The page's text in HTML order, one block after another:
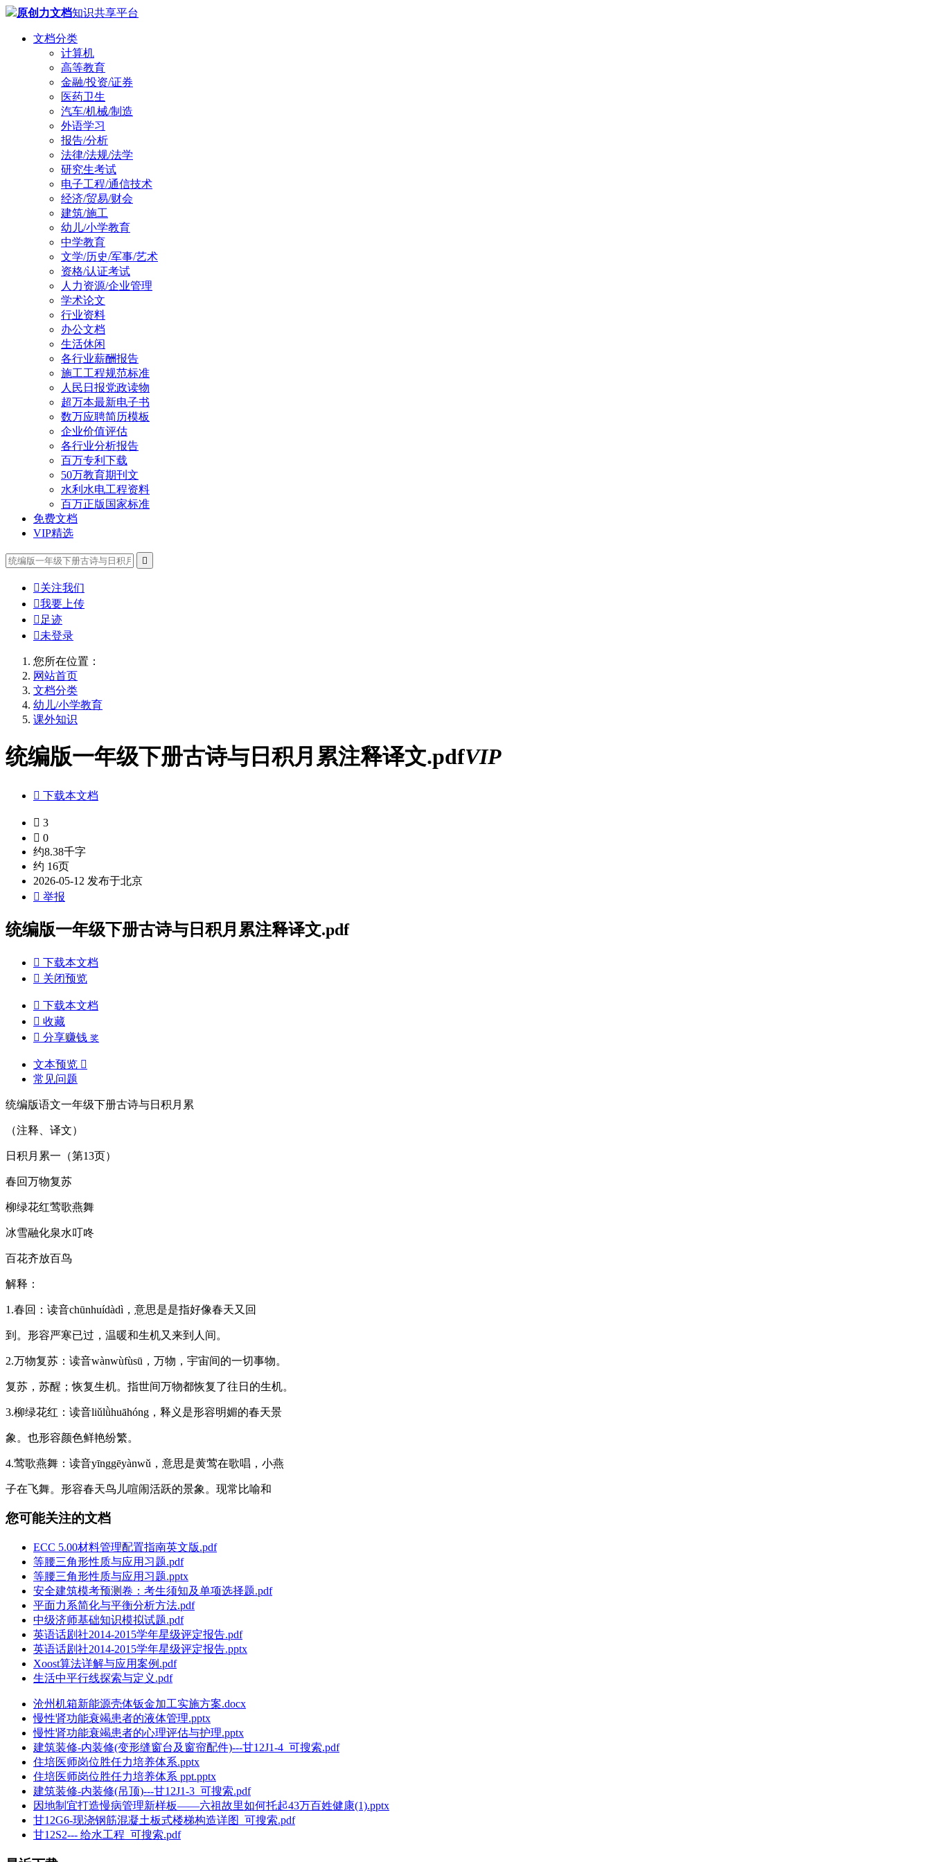
原创力文档知识共享平台
文档分类
计算机
高等教育
金融/投资/证券
医药卫生
汽车/机械/制造
外语学习
报告/分析
法律/法规/法学
研究生考试
电子工程/通信技术
经济/贸易/财会
建筑/施工
幼儿/小学教育
中学教育
文学/历史/军事/艺术
资格/认证考试
人力资源/企业管理
学术论文
行业资料
办公文档
生活休闲
各行业薪酬报告
施工工程规范标准
人民日报党政读物
超万本最新电子书
数万应聘简历模板
企业价值评估
各行业分析报告
百万专利下载
50万教育期刊文
水利水电工程资料
百万正版国家标准
免费文档
VIP精选

关注我们
我要上传
 足迹
未登录
您所在位置：
网站首页
文档分类
幼儿/小学教育
课外知识
统编版一年级下册古诗与日积月累注释译文.pdfVIP
 下载本文档
 3
 0
约8.38千字
约 16页
2026-05-12 发布于北京
 举报
统编版一年级下册古诗与日积月累注释译文.pdf
 下载本文档
 关闭预览
 下载本文档
 收藏
 分享赚钱 奖
文本预览 
常见问题
统编版语文一年级下册古诗与日积月累
（注释、译文）
日积月累一（第13页）
春回万物复苏
柳绿花红莺歌燕舞
冰雪融化泉水叮咚
百花齐放百鸟
解释：
1.春回：读音chūnhuídàdì，意思是是指好像春天又回
到。形容严寒已过，温暖和生机又来到人间。
2.万物复苏：读音wànwùfùsū，万物，宇宙间的一切事物。
复苏，苏醒；恢复生机。指世间万物都恢复了往日的生机。
3.柳绿花红：读音liǔlǜhuāhóng，释义是形容明媚的春天景
象。也形容颜色鲜艳纷繁。
4.莺歌燕舞：读音yīnggēyànwǔ，意思是黄莺在歌唱，小燕
子在飞舞。形容春天鸟儿喧闹活跃的景象。现常比喻和
您可能关注的文档
ECC 5.00材料管理配置指南英文版.pdf
等腰三角形性质与应用习题.pdf
等腰三角形性质与应用习题.pptx
安全建筑模考预测卷：考生须知及单项选择题.pdf
平面力系简化与平衡分析方法.pdf
中级济师基础知识模拟试题.pdf
英语话剧社2014-2015学年星级评定报告.pdf
英语话剧社2014-2015学年星级评定报告.pptx
Xoost算法详解与应用案例.pdf
生活中平行线探索与定义.pdf
沧州机箱新能源壳体钣金加工实施方案.docx
慢性肾功能衰竭患者的液体管理.pptx
慢性肾功能衰竭患者的心理评估与护理.pptx
建筑装修-内装修(变形缝窗台及窗帘配件)---甘12J1-4_可搜索.pdf
住培医师岗位胜任力培养体系.pptx
住培医师岗位胜任力培养体系 ppt.pptx
建筑装修-内装修(吊顶)---甘12J1-3_可搜索.pdf
因地制宜打造慢病管理新样板——六祖故里如何托起43万百姓健康(1).pptx
甘12G6-现浇钢筋混凝土板式楼梯构造详图_可搜索.pdf
甘12S2--- 给水工程_可搜索.pdf